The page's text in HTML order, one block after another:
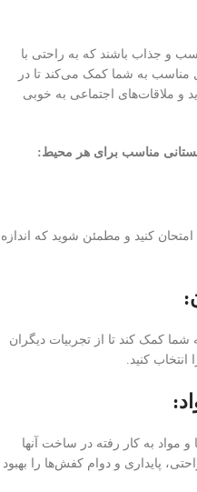
و جذاب باشند که به راحتی با
به شما کمک می‌کند تا در
و ملاقات‌های اجتماعی به خوبی
مناسب برای هر محیط:
کنید و مطمئن شوید که اندازه
شما کمک کند تا از تجربیات دیگران
کنید.
مواد به کار رفته در ساخت آنها
پایداری و دوام کفش‌ها را بهبود